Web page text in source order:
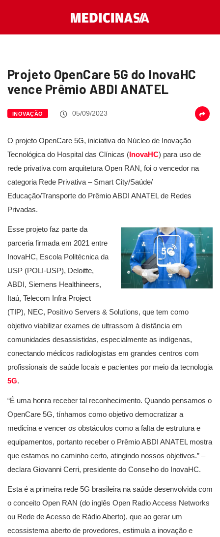
Projeto OpenCare 5G do InovaHC
vence Prêmio ABDI ANATEL
INOVAÇÃO 05/09/2023
O projeto OpenCare 5G, iniciativa do Núcleo de Inovação
Tecnológica do Hospital das Clínicas (InovaHC) para uso de
rede privativa com arquitetura Open RAN, foi o vencedor na
categoria Rede Privativa – Smart City/Saúde/
Educação/Transporte do Prêmio ABDI ANATEL de Redes
Privadas.
Esse projeto faz parte da
parceria firmada em 2021 entre
InovaHC, Escola Politécnica da
USP (POLI-USP), Deloitte,
ABDI, Siemens Healthineers,
Itaú, Telecom Infra Project
(TIP), NEC, Positivo Servers & Solutions, que tem como
objetivo viabilizar exames de ultrassom à distância em
comunidades desassistidas, especialmente as indígenas,
conectando médicos radiologistas em grandes centros com
profissionais de saúde locais e pacientes por meio da tecnologia
5G.
“É uma honra receber tal reconhecimento. Quando pensamos o
OpenCare 5G, tínhamos como objetivo democratizar a
medicina e vencer os obstáculos como a falta de estrutura e
equipamentos, portanto receber o Prêmio ABDI ANATEL mostra
que estamos no caminho certo, atingindo nossos objetivos.” –
declara Giovanni Cerri, presidente do Conselho do InovaHC.
Esta é a primeira rede 5G brasileira na saúde desenvolvida com
o conceito Open RAN (do inglês Open Radio Access Networks
ou Rede de Acesso de Rádio Aberto), que ao gerar um
ecossistema aberto de provedores, estimula a inovação e